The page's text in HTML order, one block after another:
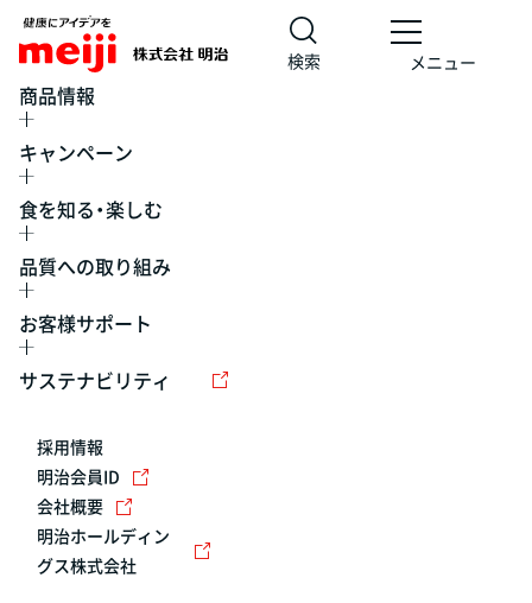
検索 メニュー
商品情報
キャンペーン
食を知る・楽しむ
品質への取り組み
お客様サポート
サステナビリティ
採用情報
明治会員ID
会社概要
明治ホールディン
グス株式会社